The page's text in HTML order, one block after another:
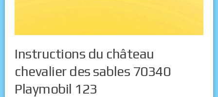
Instructions du château
chevalier des sables 70340
Playmobil 123